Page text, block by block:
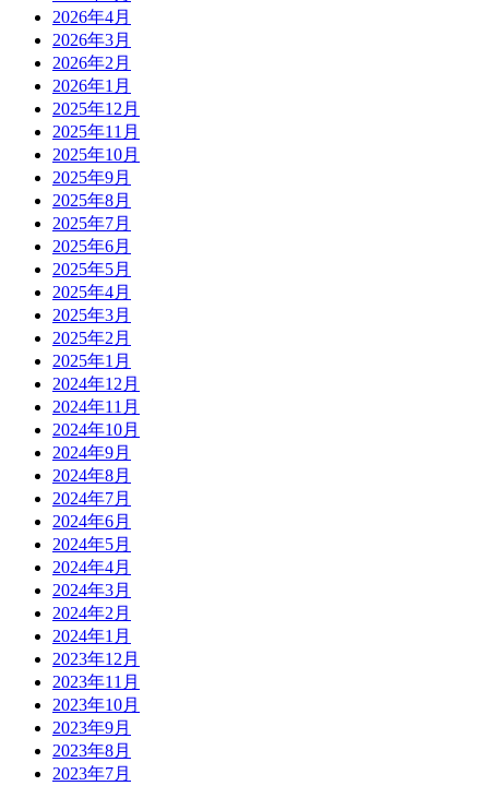
2026年4月
2026年3月
2026年2月
2026年1月
2025年12月
2025年11月
2025年10月
2025年9月
2025年8月
2025年7月
2025年6月
2025年5月
2025年4月
2025年3月
2025年2月
2025年1月
2024年12月
2024年11月
2024年10月
2024年9月
2024年8月
2024年7月
2024年6月
2024年5月
2024年4月
2024年3月
2024年2月
2024年1月
2023年12月
2023年11月
2023年10月
2023年9月
2023年8月
2023年7月